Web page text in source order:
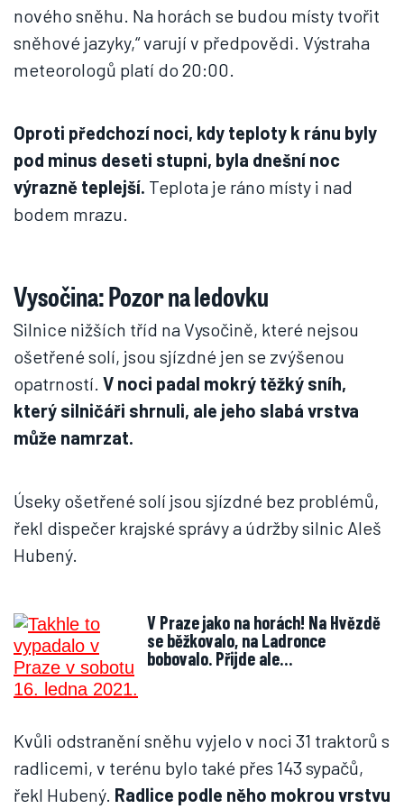
nového sněhu. Na horách se budou místy tvořit
sněhové jazyky,“ varují v předpovědi. Výstraha
meteorologů platí do 20:00.
Oproti předchozí noci, kdy teploty k ránu byly
pod minus deseti stupni, byla dnešní noc
výrazně teplejší. Teplota je ráno místy i nad
bodem mrazu.
Vysočina: Pozor na ledovku
Silnice nižších tříd na Vysočině, které nejsou
ošetřené solí, jsou sjízdné jen se zvýšenou
opatrností. V noci padal mokrý těžký sníh,
který silničáři shrnuli, ale jeho slabá vrstva
může namrzat.
Úseky ošetřené solí jsou sjízdné bez problémů,
řekl dispečer krajské správy a údržby silnic Aleš
Hubený.
V Praze jako na horách! Na Hvězdě
se běžkovalo, na Ladronce
bobovalo. Přijde ale…
Kvůli odstranění sněhu vyjelo v noci 31 traktorů s
radlicemi, v terénu bylo také přes 143 sypačů,
řekl Hubený. Radlice podle něho mokrou vrstvu